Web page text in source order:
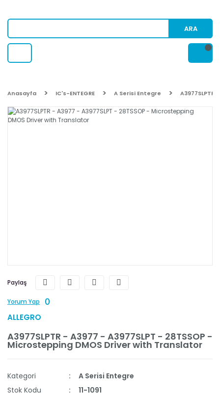
ARA
Anasayfa IC's-ENTEGRE A Serisi Entegre
Paylaş
Yorum Yap 0
ALLEGRO
A3977SLPTR - A3977 - A3977SLPT - 28TSSOP -
Microstepping DMOS Driver with Translator
Kategori
A Serisi Entegre
Stok Kodu
11-1091